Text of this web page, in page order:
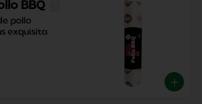
BBQ
pollo
exquisita